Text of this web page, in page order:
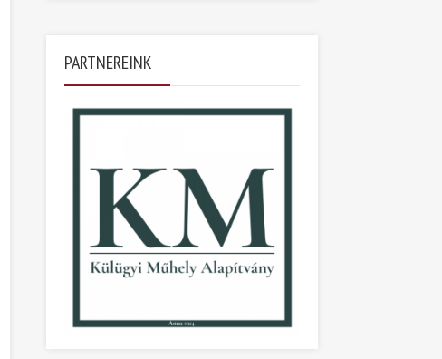
PARTNEREINK